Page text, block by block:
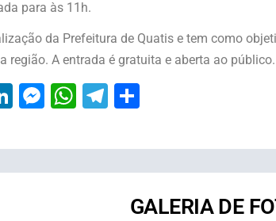
para às 11h.
da Prefeitura de Quatis e tem como
região. A entrada é gratuita e aberta ao público.
LinkedIn
Messenger
WhatsApp
Telegram
GALERIA DE